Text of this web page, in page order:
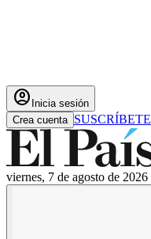
account_circle Inicia sesión
Crea cuenta SUSCRÍBETE
viernes, 7 de agosto de 2026